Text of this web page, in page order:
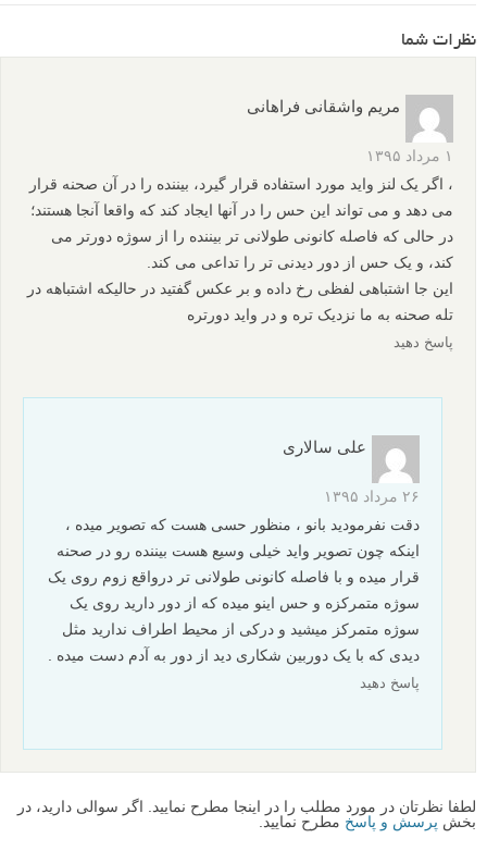
نظرات شما
مریم واشقانی فراهانی
۱ مرداد ۱۳۹۵
، اگر یک لنز واید مورد استفاده قرار گیرد، بیننده را در آن صحنه قرار
می دهد و می تواند این حس را در آنها ایجاد کند که واقعا آنجا هستند؛
در حالی که فاصله کانونی طولانی تر بیننده را از سوژه دورتر می
کند، و یک حس از دور دیدنی تر را تداعی می کند.
این جا اشتباهی لفظی رخ داده و بر عکس گفتید در حالیکه اشتباهه در
تله صحنه به ما نزدیک تره و در واید دورتره
پاسخ دهید
علی سالاری
۲۶ مرداد ۱۳۹۵
دقت نفرمودید بانو ، منظور حسی هست که تصویر میده ،
اینکه چون تصویر واید خیلی وسیع هست بیننده رو در صحنه
قرار میده و با فاصله کانونی طولانی تر درواقع زوم روی یک
سوژه متمرکزه و حس اینو میده که از دور دارید روی یک
سوژه متمرکز میشید و درکی از محیط اطراف ندارید مثل
دیدی که با یک دوربین شکاری دید از دور به آدم دست میده .
پاسخ دهید
لطفا نظرتان در مورد مطلب را در اینجا مطرح نمایید. اگر سوالی دارید، در
بخش پرسش و پاسخ مطرح نمایید.